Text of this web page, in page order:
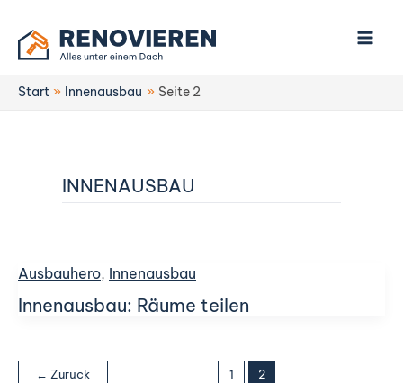
Inhalt
springen
Start Innenausbau Seite 2
INNENAUSBAU
Ausbauhero, Innenausbau
Innenausbau: Räume teilen
← Zurück 1 2